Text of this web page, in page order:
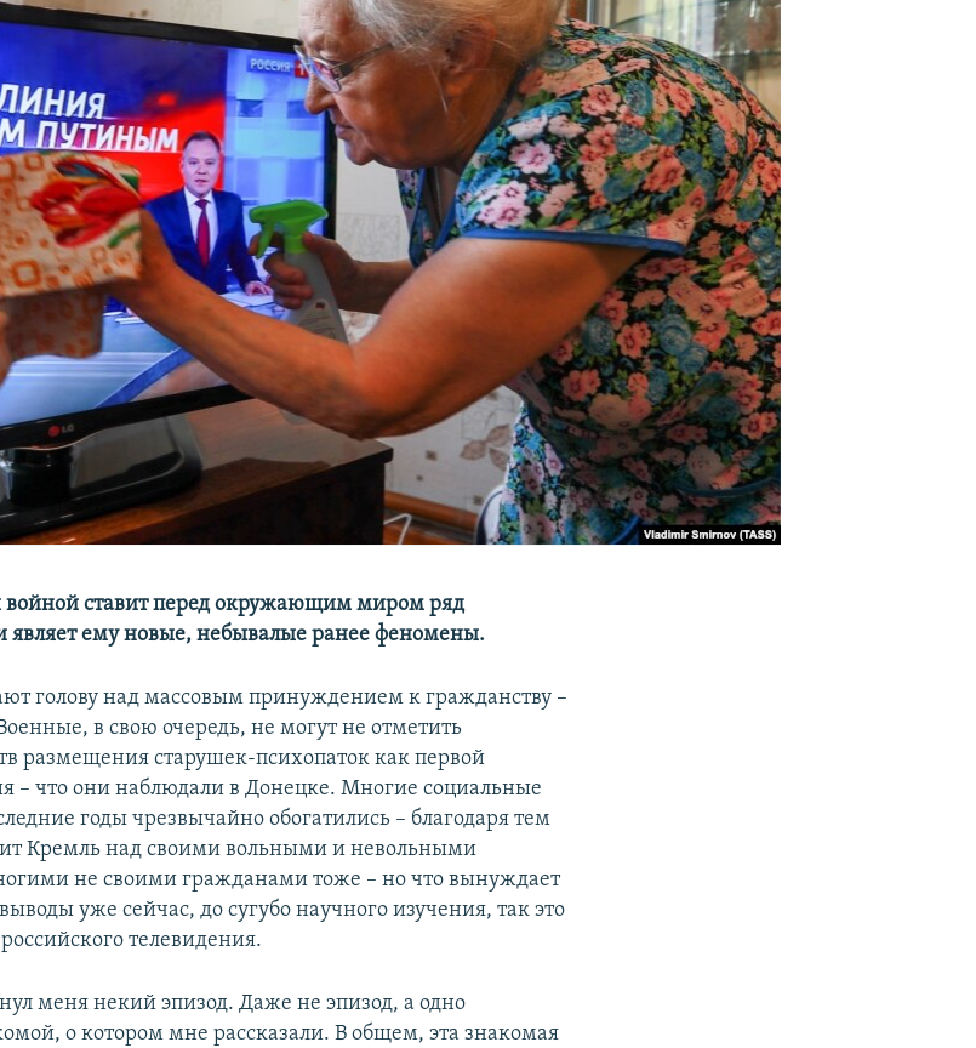
войной ставит перед окружающим миром ряд
являет ему новые, небывалые ранее феномены.
голову над массовым принуждением к гражданству –
в свою очередь, не могут не отметить
размещения старушек-психопаток как первой
– что они наблюдали в Донецке. Многие социальные
годы чрезвычайно обогатились – благодаря тем
Кремль над своими вольными и невольными
не своими гражданами тоже – но что вынуждает
уже сейчас, до сугубо научного изучения, так это
телевидения.
меня некий эпизод. Даже не эпизод, а одно
о котором мне рассказали. В общем, эта знакомая